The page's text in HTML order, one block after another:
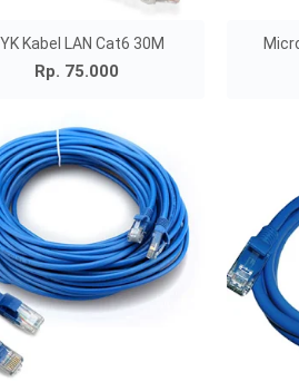
Kabel LAN Cat6 30M
Rp. 75.000